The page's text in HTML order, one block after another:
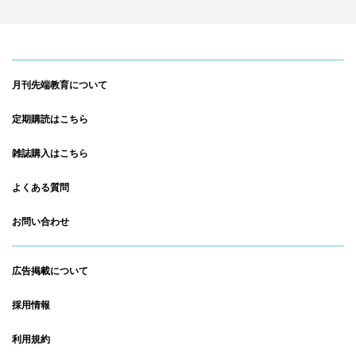
月刊先端教育について
定期購読はこちら
雑誌購入はこちら
よくある質問
お問い合わせ
広告掲載について
採用情報
利用規約